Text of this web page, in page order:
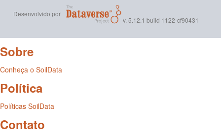
Desenvolvido por
v. 5.12.1 build 1122-cf90431
Sobre
Conheça o SoilData
Política
Políticas SoilData
Contato